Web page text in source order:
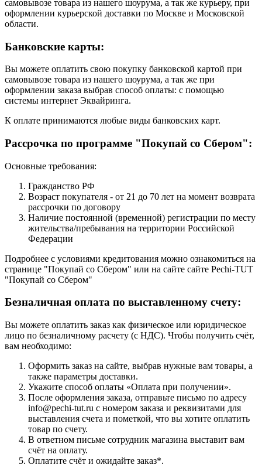
самовывозе товара из нашего шоурума, а так же курьеру, при
оформлении курьерской доставки по Москве и Московской
области.
Банковские карты:
Вы можете оплатить свою покупку банковской картой при
самовывозе товара из нашего шоурума, а так же при
оформлении заказа выбрав способ оплаты: с помощью
системы интернет Эквайринга.
К оплате принимаются любые виды банковских карт.
Рассрочка по программе "Покупай со Сбером":
Основные требования:
Гражданство РФ
Возраст покупателя - от 21 до 70 лет на момент возврата
рассрочки по договору
Наличие постоянной (временной) регистрации по месту
жительства/пребывания на территории Российской
Федерации
Подробнее с условиями кредитования можно ознакомиться на
странице "Покупай со Сбером" или на сайте сайте Pechi-TUT
"Покупай со Сбером"
Безналичная оплата по выставленному счету:
Вы можете оплатить заказ как физическое или юридическое
лицо по безналичному расчету (с НДС). Чтобы получить счёт,
вам необходимо:
Оформить заказ на сайте, выбрав нужные вам товары, а
также параметры доставки.
Укажите способ оплаты «Оплата при получении».
После оформления заказа, отправьте письмо по адресу
info@pechi-tut.ru с номером заказа и реквизитами для
выставления счета и пометкой, что вы хотите оплатить
товар по счету.
В ответном письме сотрудник магазина выставит вам
счёт на оплату.
Оплатите счёт и ожидайте заказ*.